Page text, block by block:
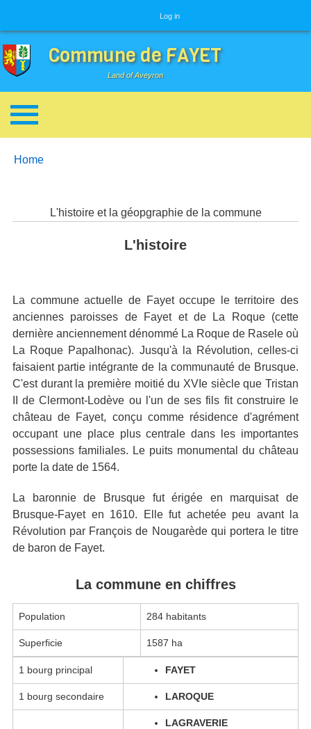
Log in
Commune de FAYET
Land of Aveyron
Breadcrumbs
You are here:
Home
L'histoire et la géopgraphie de la commune
L'histoire
La commune actuelle de Fayet occupe le territoire des
anciennes paroisses de Fayet et de La Roque (cette
dernière anciennement dénommé La Roque de Rasele où
La Roque Papalhonac). Jusqu'à la Révolution, celles-ci
faisaient partie intégrante de la communauté de Brusque.
C'est durant la première moitié du XVIe siècle que Tristan
II de Clermont-Lodève ou l'un de ses fils fit construire le
château de Fayet, conçu comme résidence d'agrément
occupant une place plus centrale dans les importantes
possessions familiales. Le puits monumental du château
porte la date de 1564.
La baronnie de Brusque fut érigée en marquisat de
Brusque-Fayet en 1610. Elle fut achetée peu avant la
Révolution par François de Nougarède qui portera le titre
de baron de Fayet.
La commune en chiffres
Population 284 habitants
Superficie 1587 ha
1 bourg principal FAYET
1 bourg secondaire LAROQUE
LAGRAVERIE